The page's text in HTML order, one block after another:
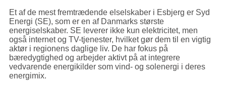
Et af de mest fremtrædende elselskaber i Esbjerg er Syd
Energi (SE), som er en af Danmarks største
energiselskaber. SE leverer ikke kun elektricitet, men
også internet og TV-tjenester, hvilket gør dem til en vigtig
aktør i regionens daglige liv. De har fokus på
bæredygtighed og arbejder aktivt på at integrere
vedvarende energikilder som vind- og solenergi i deres
energimix.